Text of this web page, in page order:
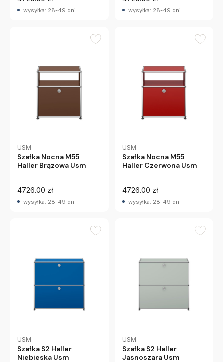
wysyłka: 28-49 dni wysyłka: 28-49 dni
USM
Szafka Nocna M55
Haller Brązowa Usm
4726.00 zł
wysyłka: 28-49 dni
USM
Szafka Nocna M55
Haller Czerwona Usm
4726.00 zł
wysyłka: 28-49 dni
USM
Szafka S2 Haller
Niebieska Usm
USM
Szafka S2 Haller
Jasnoszara Usm